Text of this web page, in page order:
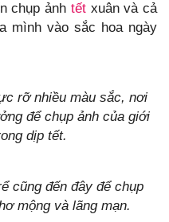
chụp ảnh tếtxuân và cả
mình vào sắc hoa ngày
rỡ nhiều màu sắc, nơi
để chụp ảnh của giới
dịp tết.
cũng đến đây để chụp
mộng và lãng mạn.